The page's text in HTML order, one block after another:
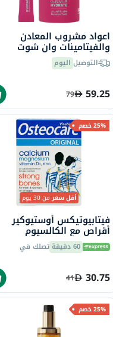
اعواد مشروب المعادن
والفيتامينات وان شوت
قطعةالتوصيل اليوم
59.25
79
25% خصم
أقل سعرمن 30 يوم
فيتابيوتيكس أوستيوكير
أقراص مع الكالسيوم
والزنك لقوة العظام، 30 قرص
60 دقيقة تصلك في
30.75
41
25% خصم